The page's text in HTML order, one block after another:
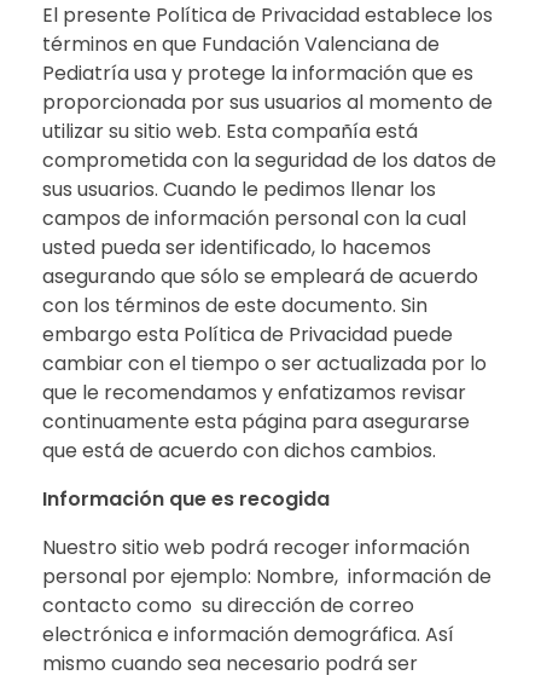
El presente Política de Privacidad establece los
términos en que Fundación Valenciana de
Pediatría usa y protege la información que es
proporcionada por sus usuarios al momento de
utilizar su sitio web. Esta compañía está
comprometida con la seguridad de los datos de
sus usuarios. Cuando le pedimos llenar los
campos de información personal con la cual
usted pueda ser identificado, lo hacemos
asegurando que sólo se empleará de acuerdo
con los términos de este documento. Sin
embargo esta Política de Privacidad puede
cambiar con el tiempo o ser actualizada por lo
que le recomendamos y enfatizamos revisar
continuamente esta página para asegurarse
que está de acuerdo con dichos cambios.
Información que es recogida
Nuestro sitio web podrá recoger información
personal por ejemplo: Nombre, información de
contacto como su dirección de correo
electrónica e información demográfica. Así
mismo cuando sea necesario podrá ser